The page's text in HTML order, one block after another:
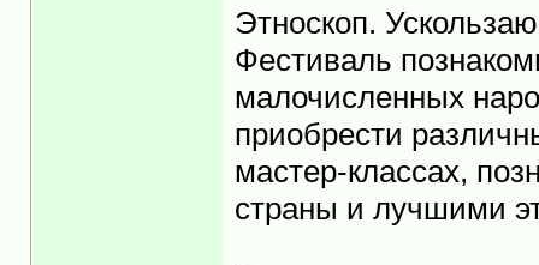
Этноскоп.
Фестиваль
малочисленных
приобрести
мастер-классах,
страны и лучшими